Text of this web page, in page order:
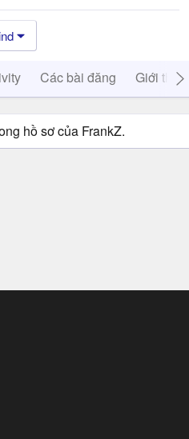
Các bài đăng Giới thiệu
hồ sơ của FrankZ.